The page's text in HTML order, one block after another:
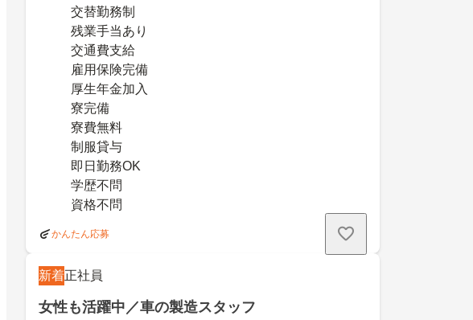
交替勤務制
残業手当あり
交通費支給
雇用保険完備
厚生年金加入
寮完備
寮費無料
制服貸与
即日勤務OK
学歴不問
資格不問
かんたん応募
新着正社員
女性も活躍中／車の製造スタッフ